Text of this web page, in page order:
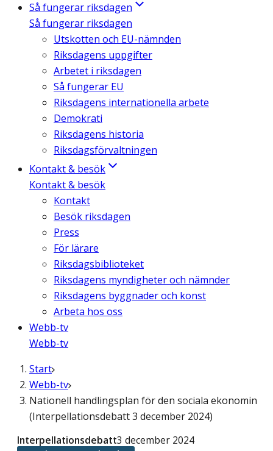
Så fungerar riksdagen
Så fungerar riksdagen
Utskotten och EU-nämnden
Riksdagens uppgifter
Arbetet i riksdagen
Så fungerar EU
Riksdagens internationella arbete
Demokrati
Riksdagens historia
Riksdagsförvaltningen
Kontakt & besök
Kontakt & besök
Kontakt
Besök riksdagen
Press
För lärare
Riksdagsbiblioteket
Riksdagens myndigheter och nämnder
Riksdagens byggnader och konst
Arbeta hos oss
Webb-tv
Webb-tv
Start
Webb-tv
Nationell handlingsplan för den sociala ekonomin
(Interpellationsdebatt 3 december 2024)
Interpellationsdebatt3 december 2024